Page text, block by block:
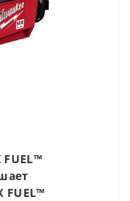
FUEL™